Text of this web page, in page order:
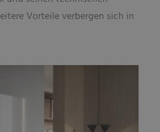
Vorteile verbergen sich in